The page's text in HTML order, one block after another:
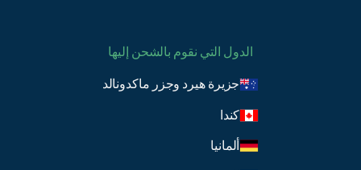
الدول التي نقوم بالشحن إليها
جزيرة هيرد وجزر ماكدونالد
كندا
ألمانيا